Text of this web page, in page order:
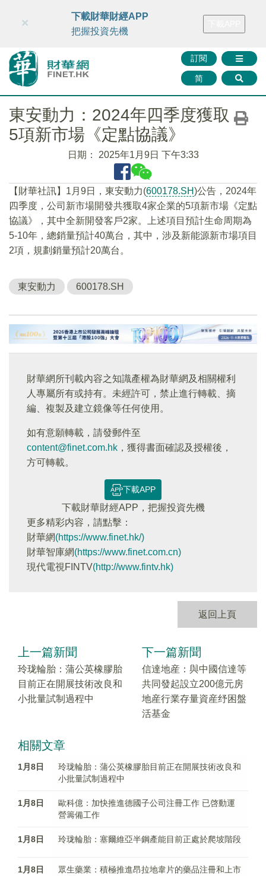
財華智庫網 FINTV FINMETA 財華證券 媒體矩陣
訂閱
简
×
下載財華財經APP
把握投資先機
東安動力：2024年四季度獲取
5項新市場《定點協議》
日期： 2025年1月9日 下午3:33
【財華社訊】1月9日，東安動力(600178.SH)公告，2024年
四季度，公司新市場開發共獲取4家企業的5項新市場《定點
協議》，其中全新開發客戶2家。上述項目預計生命周期為
5-10年，總銷量預計40萬台，其中，涉及新能源新市場項目
2項，規劃銷量預計20萬台。
東安動力 600178.SH
財華網所刊載內容之知識產權為財華網及相關權利
人專屬所有或持有。未經許可，禁止進行轉載、摘
編、複製及建立鏡像等任何使用。
如有意願轉載，請發郵件至
content@finet.com.hk ，獲得書面確認及授權後，
方可轉載。
下載APP
下載財華財經APP，把握投資先機
更多精彩内容，請點擊：
財華網(https://www.finet.hk/)
財華智庫網(https://www.finet.com.cn)
現代電視FINTV(http://www.fintv.hk)
返回上頁
上一篇新聞
玲珑輪胎：蒲公英橡膠胎
目前正在開展技術改良和
小批量試制過程中
下一篇新聞
信達地産：與中國信達等
共同發起設立200億元房
地産行業存量資産纾困盤
活基金
相關文章
1月8日
玲珑輪胎：蒲公英橡膠胎目前正在開展技術改良和
小批量試制過程中
1月8日
歐科億：加快推進德國子公司注冊工作 已啓動運
營籌備工作
1月8日 玲珑輪胎：塞爾維亞半鋼產能目前正處於爬坡階段
1月8日
眾生藥業：積極推進昂拉地韋片的藥品注冊和上市